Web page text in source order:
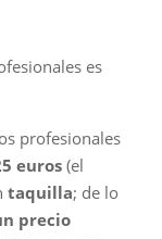
es
profesionales
euros(el
taquilla; de lo
precio